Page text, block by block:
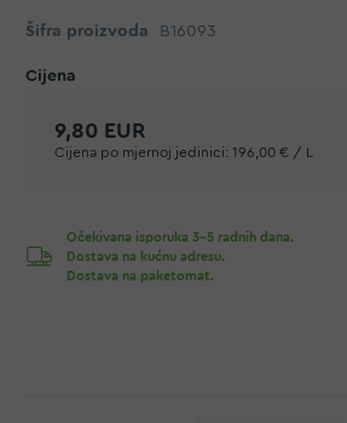
Šifra proizvoda B16093
9,80 EUR
Cijena po mjernoj jedinici: 196,00 € / L
Očekivana isporuka 3-5 radnih dana.
Dostava na kućnu adresu.
Dostava na paketomat.